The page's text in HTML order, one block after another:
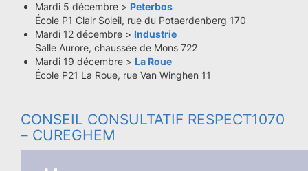
Mardi 5 décembre > Peterbos
École P1 Clair Soleil, rue du Potaerdenberg 170
Mardi 12 décembre > Industrie
Salle Aurore, chaussée de Mons 722
Mardi 19 décembre > La Roue
École P21 La Roue, rue Van Winghen 11
CONSEIL CONSULTATIF RESPECT1070
– CUREGHEM